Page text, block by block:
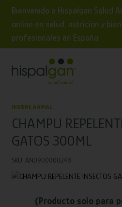
Bienvenido a Hispalgan Salud
online en salud, nutrición y
profesionales en España
HIGIENE ANIMAL
CHAMPU
GATOS 300ML
SKU: AND900000248
(Producto solo para